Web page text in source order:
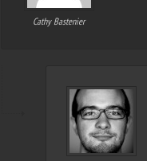
Cathy Bastenier